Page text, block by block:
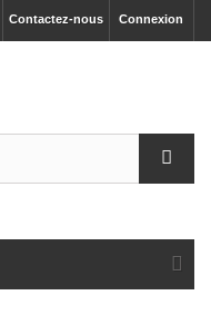
Connexion
Contactez-nous